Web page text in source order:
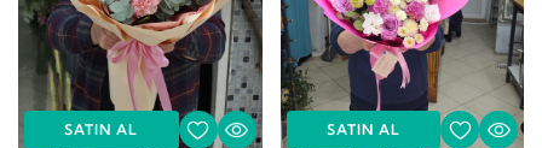
SATIN AL SATIN AL